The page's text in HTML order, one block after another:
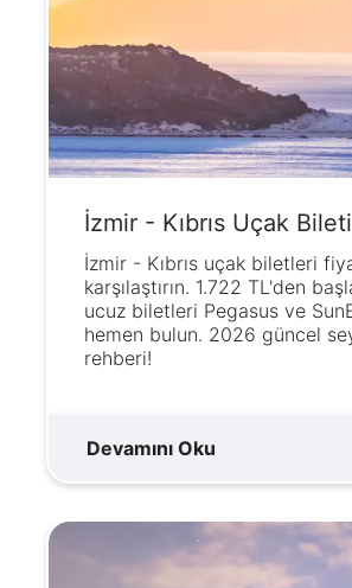
İzmir - Kıbrıs Uçak Bileti
İzmir - Kıbrıs uçak biletleri
karşılaştırın. 1.722 TL'den
ucuz biletleri Pegasus ve
hemen bulun. 2026 güncel
rehberi!
Devamını Oku